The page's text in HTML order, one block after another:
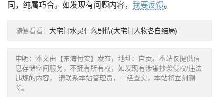
同，纯属巧合。如发现有问题内容， 我要反馈。
随便看看： 大宅门水灵什么剧情(大宅门人物各自结局)
申明：本文由【东海付安】发布，地址：自贡，本站仅提供信
息存储空间服务，不拥有所有权，如发现有涉嫌抄袭侵权/违法
违规的内容， 请联系本站管理员，一经查实，本站将立刻删
除。